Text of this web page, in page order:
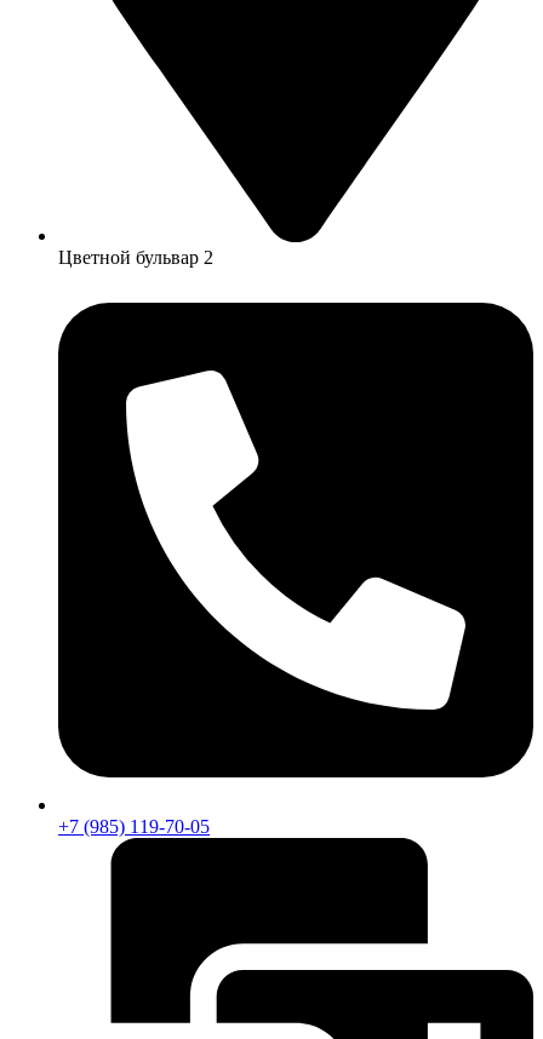
Цветной бульвар 2
+7 (985) 119-70-05